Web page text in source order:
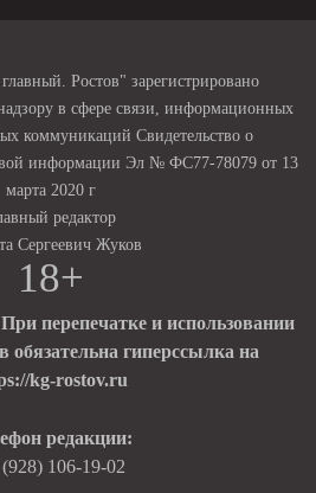
Ростов" зарегистрировано
в сфере связи, информационных
коммуникаций Свидетельство о
информации Эл № ФС77-78079 от 13
марта 2020 г
редактор
Сергеевич Жуков
18+
перепечатке и использовании
гиперссылка на
kg-rostov.ru
редакции:
106-19-02